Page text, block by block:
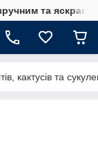
та
кактусів та